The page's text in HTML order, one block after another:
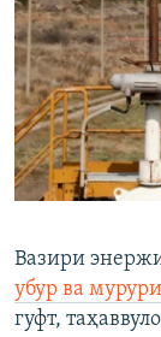
Вазири
убур ва
гуфт,